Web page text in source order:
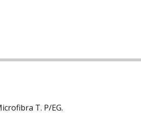
T. P/EG.